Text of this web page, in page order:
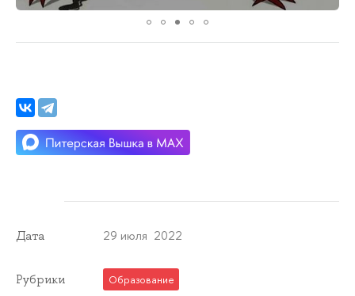
Дата 29 июля 2022
Рубрики Образование